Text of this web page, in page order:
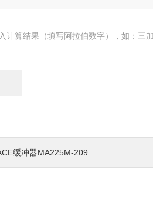
计算结果（填写阿拉伯数字），如：三
缓冲器MA225M-209